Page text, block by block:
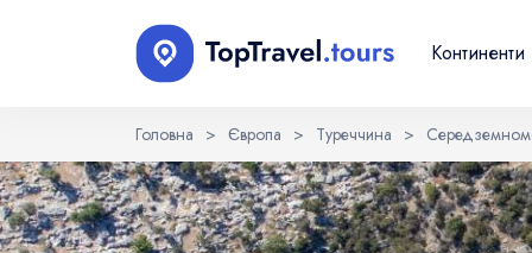
Континенти
Головна > Європа > Туреччина >
Оберіть мову